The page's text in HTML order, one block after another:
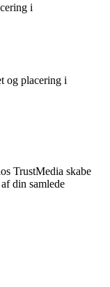
i
og placering i
TrustMedia skabe
din samlede